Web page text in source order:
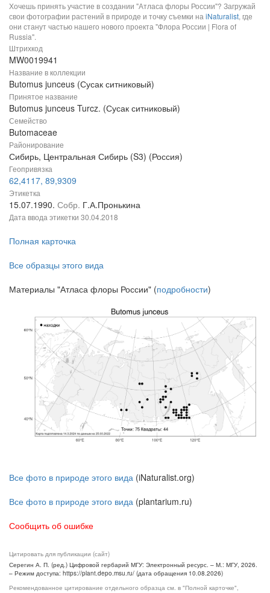
Хочешь принять участие в создании "Атласа флоры России"? Загружай
свои фотографии растений в природе и точку съемки на iNaturalist, где
они станут частью нашего нового проекта "Флора России | Flora of
Russia".
Штрихкод
MW0019941
Название в коллекции
Butomus junceus (Сусак ситниковый)
Принятое название
Butomus junceus Turcz. (Сусак ситниковый)
Семейство
Butomaceae
Районирование
Сибирь, Центральная Сибирь (S3) (Россия)
Геопривязка
62,4117, 89,9309
Этикетка
15.07.1990. Собр. Г.А.Пронькина
Дата ввода этикетки 30.04.2018
Полная карточка
Все образцы этого вида
Материалы "Атласа флоры России" (подробности)
Все фото в природе этого вида (iNaturalist.org)
Все фото в природе этого вида (plantarium.ru)
Сообщить об ошибке
Цитировать для публикации (сайт)
Серегин А. П. (ред.) Цифровой гербарий МГУ: Электронный ресурс. – М.: МГУ, 2026.
– Режим доступа: https://plant.depo.msu.ru/ (дата обращения 10.08.2026)
Рекомендованное цитирование отдельного образца см. в "Полной карточке",